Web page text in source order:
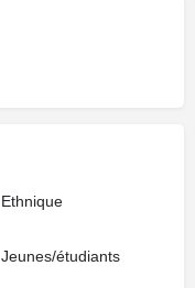
Ethnique
Jeunes/étudiants